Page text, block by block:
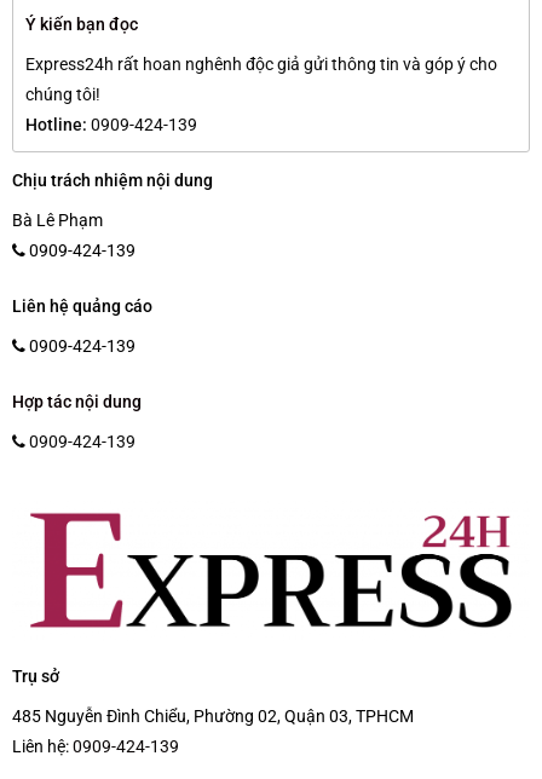
Ý kiến bạn đọc
Express24h rất hoan nghênh độc giả gửi thông tin và góp ý cho
chúng tôi!
Hotline: 0909-424-139
Chịu trách nhiệm nội dung
Bà Lê Phạm
0909-424-139
Liên hệ quảng cáo
0909-424-139
Hợp tác nội dung
0909-424-139
Trụ sở
485 Nguyễn Đình Chiểu, Phường 02, Quận 03, TPHCM
Liên hệ:0909-424-139